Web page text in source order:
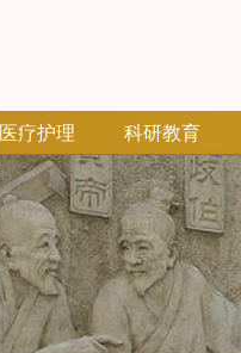
医疗护理 科研教育